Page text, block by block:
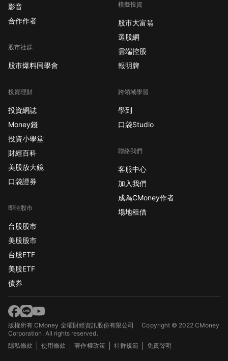
影音
合作作者
股市社群
股市爆料同學會
投資理財
投資網誌
Money錢
投資小學堂
財經百科
美股放大鏡
口袋證券
即時股市
台股股市
美股股市
台股ETF
美股ETF
債券
模擬投資
股市大富翁
選股網
雲端控股
報明牌
跨領域學習
學到
口袋Studio
聯絡我們
客服中心
加入我們
成為CMoney作者
場地租借
版權所有 CMoney 全曜財經資訊股份有限公司Copyright © 2022 CMoney
Corporation. All rights reserved.
隱私條款
使用條款 著作權政策 社群規範 免責聲明